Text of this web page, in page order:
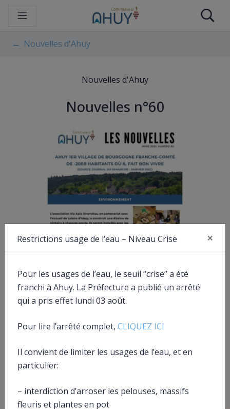
Nouvelles d'Ahuy
Nouvelles d'Ahuy
Nouvelles n°60
Restrictions usage de l’eau – Niveau Crise ×
Pour les usages de l’eau, le seuil “crise” a été
franchi à Ahuy. La Préfecture a publié un arrêté
qui a pris effet lundi 03 août.
Pour lire l’arrêté complet, CLIQUEZ ICI
Il convient de limiter les usages de l’eau, et en
particulier:
– interdiction d’arroser les pelouses, massifs
fleuris et plantes en pot